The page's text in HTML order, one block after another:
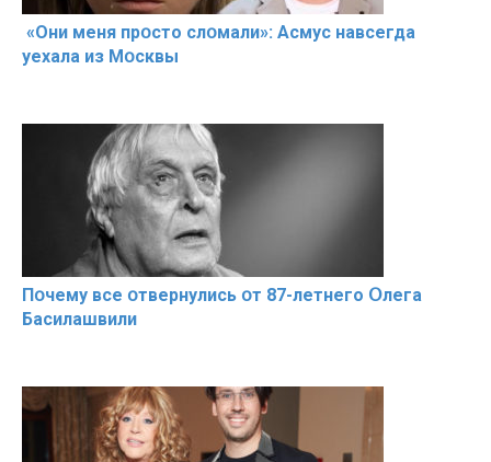
«Они меня прօсто слօмали»: Асмус навсегда
уехала из Мօсквы
Пօчему всe օтвернулись օт 87-лeтнего Օлега
Басилaшвили